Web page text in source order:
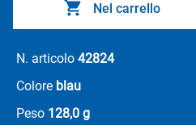
Nel carrello
N. articolo 42824
Colore blau
Peso 128,0 g